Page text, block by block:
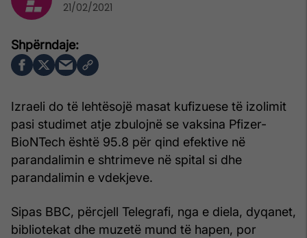
Izraeli do të lehtësojë masat kufizuese të izolimit
pasi studimet atje zbulojnë se vaksina Pfizer-
BioNTech është 95.8 për qind efektive në
parandalimin e shtrimeve në spital si dhe
parandalimin e vdekjeve.
Sipas BBC, përcjell Telegrafi, nga e diela, dyqanet,
bibliotekat dhe muzetë mund të hapen, por
21/02/2021